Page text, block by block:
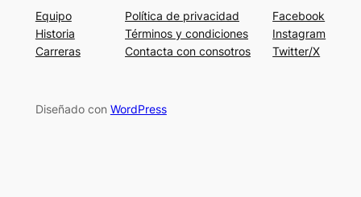
Equipo
Historia
Carreras
Política de privacidad
Términos y condiciones
Contacta con consotros
Facebook
Instagram
Twitter/X
Diseñado con WordPress